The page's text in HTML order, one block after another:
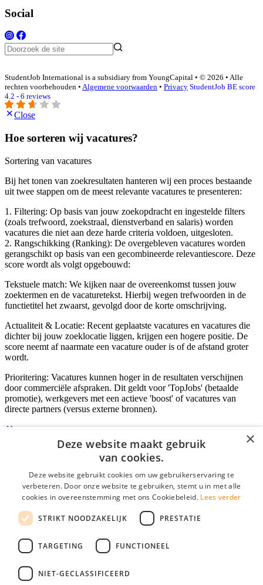
Social
StudentJob International is a subsidiary from YoungCapital • © 2026 • Alle
rechten voorbehouden • Algemene voorwaarden • Privacy StudentJob BE score
4.2 - 6 reviews
Close
Hoe sorteren wij vacatures?
Sortering van vacatures
Bij het tonen van zoekresultaten hanteren wij een proces bestaande
uit twee stappen om de meest relevante vacatures te presenteren:
1. Filtering: Op basis van jouw zoekopdracht en ingestelde filters
(zoals trefwoord, zoekstraal, dienstverband en salaris) worden
vacatures die niet aan deze harde criteria voldoen, uitgesloten.
2. Rangschikking (Ranking): De overgebleven vacatures worden
gerangschikt op basis van een gecombineerde relevantiescore. Deze
score wordt als volgt opgebouwd:
Tekstuele match: We kijken naar de overeenkomst tussen jouw
zoektermen en de vacaturetekst. Hierbij wegen trefwoorden in de
functietitel het zwaarst, gevolgd door de korte omschrijving.
Actualiteit & Locatie: Recent geplaatste vacatures en vacatures die
dichter bij jouw zoeklocatie liggen, krijgen een hogere positie. De
score neemt af naarmate een vacature ouder is of de afstand groter
wordt.
Prioritering: Vacatures kunnen hoger in de resultaten verschijnen
door commerciële afspraken. Dit geldt voor 'TopJobs' (betaalde
promotie), werkgevers met een actieve 'boost' of vacatures van
directe partners (versus externe bronnen).
E-mail*
Wachtwoord
login gegevens onthouden
login
Bedrijf aanmelden
×
Deze website maakt gebruik
van cookies.
Deze website gebruikt cookies om uw gebruikerservaring te
verbeteren. Door onze website te gebruiken, stemt u in met alle
cookies in overeenstemming met ons Cookiebeleid. Lees verder
STRIKT NOODZAKELIJK PRESTATIE
TARGETING FUNCTIONEEL
NIET-GECLASSIFICEERD